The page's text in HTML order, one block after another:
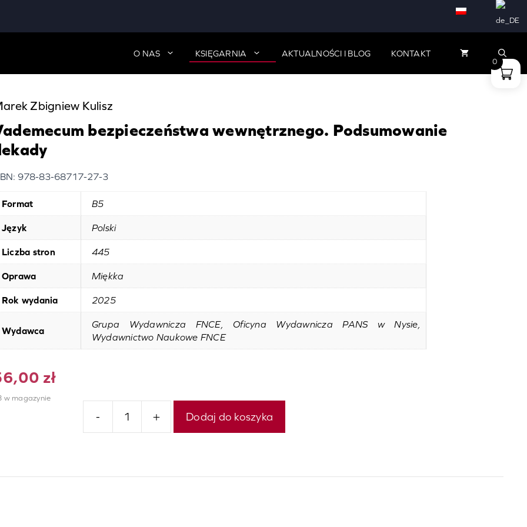
O NAS KSIĘGARNIA AKTUALNOŚCI I BLOG KONTAKT
Zbigniew Kulisz
bezpieczeństwa wewnętrznego. Podsumowanie
978-83-68717-27-3
Format B5
Język Polski
Liczba stron 445
Oprawa Miękka
Rok wydania 2025
Wydawca
Grupa Wydawnicza FNCE, Oficyna Wydawnicza PANS w Nysie,
Wydawnictwo Naukowe FNCE
zł
w magazynie
-
wewnętrznego.
+ Dodaj do koszyka
wewnętrznego.
Podsumowanie
0